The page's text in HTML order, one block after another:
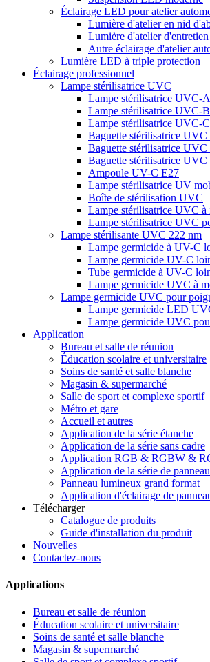
Éclairage LED pour atelier
Lumière d'atelier en nid
Lumière d'atelier
Autre éclairage d'atelier
Lumière LED à triple protection
Éclairage professionnel
Lampe stérilisatrice UVC
Lampe stérilisatrice UVC-A
Lampe stérilisatrice UVC-B
Lampe stérilisatrice UVC-C
Baguette stérilisatrice UVC
Baguette stérilisatrice UVC
Baguette stérilisatrice UVC
Ampoule UV-C E27
Lampe stérilisatrice UV
Boîte de stérilisation UVC
Lampe stérilisatrice UVC
Lampe stérilisatrice UVC
Lampe stérilisante UVC 222 nm
Lampe germicide à UV-C
Lampe germicide UV-C
Tube germicide à UV-C
Lampe germicide UVC à
Lampe germicide UVC pour
Lampe germicide LED
Lampe germicide UVC
Application
Bureau et salle de réunion
Éducation scolaire et universitaire
Soins de santé et salle blanche
Magasin & supermarché
Salle de sport et complexe sportif
Métro et gare
Accueil et autres
Application de la série étanche
Application de la série sans cadre
Application RGB & RGBW &
Application de la série de
Panneau lumineux grand format
Application d'éclairage de
Télécharger
Catalogue de produits
Guide d'installation du produit
Nouvelles
Contactez-nous
Applications
Bureau et salle de réunion
Éducation scolaire et universitaire
Soins de santé et salle blanche
Magasin & supermarché